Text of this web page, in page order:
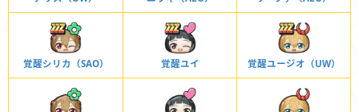
覚醒シリカ（SAO） 覚醒ユイ 覚醒ユージオ（UW）